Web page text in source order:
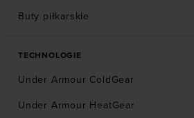
Buty piłkarskie
TECHNOLOGIE
Under Armour ColdGear
Under Armour HeatGear